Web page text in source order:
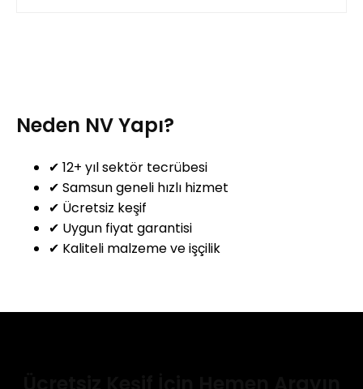
Neden NV Yapı?
✔ 12+ yıl sektör tecrübesi
✔ Samsun geneli hızlı hizmet
✔ Ücretsiz keşif
✔ Uygun fiyat garantisi
✔ Kaliteli malzeme ve işçilik